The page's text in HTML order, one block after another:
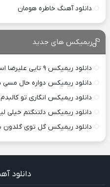
دانلود آهنگ خاطره هومان
ریمیکس های جدید
دانلود ریمیکس ۹ تایی علیرضا اسپید
دانلود ریمیکس دواره حال مسی
دانلود ریمیکس انگاری تو
دانلود ریمیکس دلتنگتم خیلی
دانلود ریمیکس گل توی گلدون
دانلود